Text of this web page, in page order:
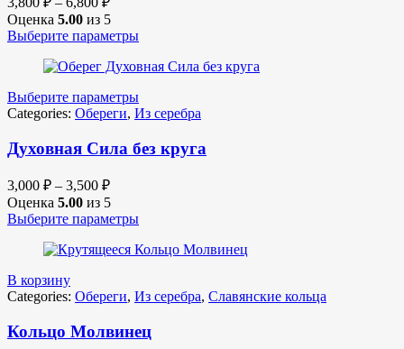
Оценка 5.00 из 5
Выберите параметры
Выберите параметры
Categories: Обереги, Из серебра
Духовная Сила без круга
3,000 ₽ – 3,500 ₽
Оценка 5.00 из 5
Выберите параметры
В корзину
Categories: Обереги, Из серебра, Славянские кольца
Кольцо Молвинец